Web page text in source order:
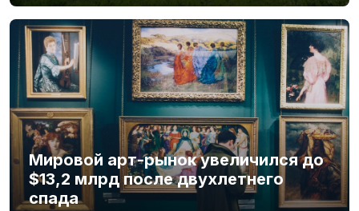
Мировой арт-рынок увеличился до
$13,2 млрд после двухлетнего
спада